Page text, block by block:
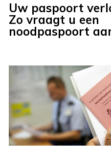
Uw paspoort
Zo vraagt u een
noodpaspoort